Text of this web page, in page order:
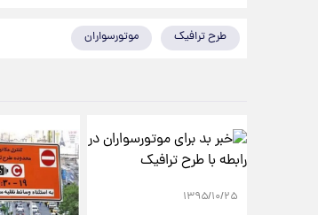
طرح ترافیک موتورسواران
۱۳۹۵/۱۰/۲۵